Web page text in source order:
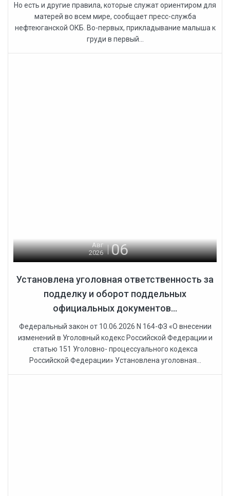
Но есть и другие правила, которые служат ориентиром для
матерей во всем мире, сообщает пресс-служба
нефтеюганской ОКБ. Во-первых, прикладывание малыша к
груди в первый...
Авг
2026
06
Установлена уголовная ответственность за
подделку и оборот поддельных
официальных документов...
Федеральный закон от 10.06.2026 N 164-ФЗ «О внесении
изменений в Уголовный кодекс Российской Федерации и
статью 151 Уголовно- процессуального кодекса
Российской Федерации» Установлена уголовная...